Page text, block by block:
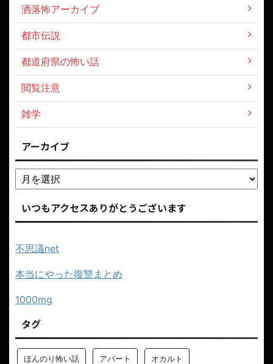
洒落怖アーカイブ
都市伝説
都道府県の怖い話
閲覧注意
雑学
アーカイブ
いつもアクセスありがとうございます
不思議net
本当にやった復讐まとめ
1000mg
タグ
ほんのり怖い話 アパート オカルト